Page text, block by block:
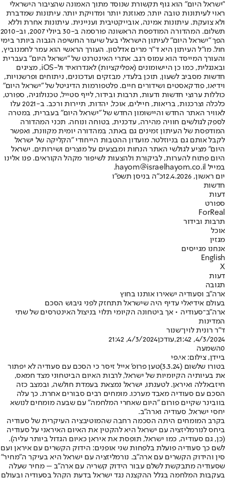
"ישראל היום" הוא גוף תקשורת שנוסד מתוך האמונה שהציבור הישראלי
ראוי לעיתונות טובה יותר, מאוזנת יותר ומדויקת יותר. עיתונות שמדברת
ולא צועקת. עיתונות אמינה, אובייקטיבית ועניינית. עיתונות אחרת וללא
תשלום. המהדורה המודפסת הראשונה פורסמה ב-30 ביולי 2007, וב-2010
הפך "ישראל היום" לעיתון הישראלי בעל שיעור החשיפה הגבוה ביותר בימי
חול. מו"ל העיתון היא ד"ר מרים אדלסון. העורך הראשי הוא עמר לחמנוביץ,
והעורך המייסד הוא עמוס רגב. אתרי האינטרנט של "ישראל היום" בעברית
ובאנגלית, כמו כן היישומונים (אפליקציות) לאנדרואיד ול-iOS, מציגים
חדשות מסביב לשעון, תוכן בלעדי, מבזקים ועדכונים, ניתוחים ופרשנויות,
וידיאו, פודקאסטים ושידורים חיים. פלטפורמות הדיגיטל של "ישראל היום"
כוללות ערוצי חדשות ודעות, תרבות ובידור, לייף סטייל, טכנולוגיה, ספורט,
כלכלה וצרכנות, בריאות, חיילים, אוכל, יהדות, תיירות ורכב. ב-2021 עלו
לאוויר האתר החדש והיישומון החדש של "ישראל היום" בעברית, במטרה
לספק לגולשים חוויה מהירה, עדכנית, בטוחה ונוחה. תכני המהדורה
המודפסת של העיתון זמינים גם באתר, במהדורה יומית מקוונת, ואפשר
לקבל אותם גם בניוזלטר. מועדון ההטבות הייחודי "הקליקה של ישראל
היום" מציע לגולשי האתר הנחות ומבצעים על מוצרים ושירותים. ישראל
היום פתוח להערות, לביקורת ולהצעות לשיפור מקהל הקוראים. פנו אלינו
במייל hayom@israelhayom.co.il.
יום ראשון, 12.4.2026
כ"ה בניסן תשפ"ו
חדשות
דעות
ספורט
ForReal
תרבות ובידור
אוכל
מגזין
אנחנו מגייסים
English
X
דעות
תגובה
ארה"ב וסעודיה ישאירו אותנו בחוץ
בעולם אידיאלי עדיף היה שישראל תתחזק לפני גיבוש הסכם
ארה"ב־סעודיה • אך ביטחונה הקיומי תלוי בניצול האינטרסים של שתי
המדינות
ד"ר רונית לוין־שנור
4/3/2024, 21:42
,עודכן4/3/2024, 21:42
0השמעה
ביידן, צילום: אי.פי
בטורו שלשום (3.3.24)
טען פרופ' אייל זיסר כי הסכם עם סעודיה לא יפתור
את בעיותיה הקיומיות של ישראל, לרבות האיום הביטחוני מצד חמאס,
חיזבאללה ואיראן. לטענתו, ישראל נמצאת בעמדת חולשה, ובמצב כזה
הסכם עם סעודיה מאבד מערכו. מומחים רבים סבורים אחרת. כך עלה
בוובינר שקיים פורום "היום שאחרי המלחמה" עם שבעה מומחים לנושא
יחסי ישראל, סעודיה וארה"ב.
בקרב המומחים היתה הסכמה רחבה שהמוטיבציה העיקרית של סעודיה
ביחס לנורמליזציה עם ישראל היא להקטין את האיום האיראני על סעודיה
(כן, גם סעודיה, כמו ישראל, תופסת את איראן כאיום הגדול ביותר עליה).
לשם כך סעודיה פועלת בלפחות שני אופנים: הידוק הקשרים עם איראן ועם
סין והידוק הקשרים עם ארה"ב. נורמליזציה עם ישראל היא בעיקר ה"מחיר"
שסעודיה מתבקשת לשלם עבור הידוק קשריה עם ארה"ב – מחיר שעלה
בעקבות המלחמה בגלל ההקצנה נגד ישראל בדעת הקהל בסעודיה ובעולם